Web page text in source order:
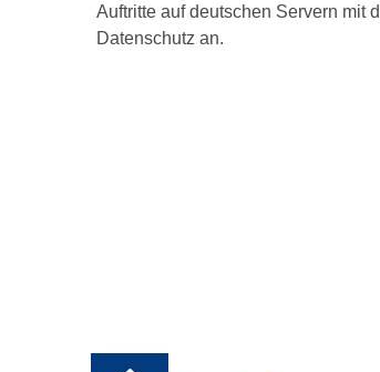
Auftritte auf deutschen Servern mit
Datenschutz an.